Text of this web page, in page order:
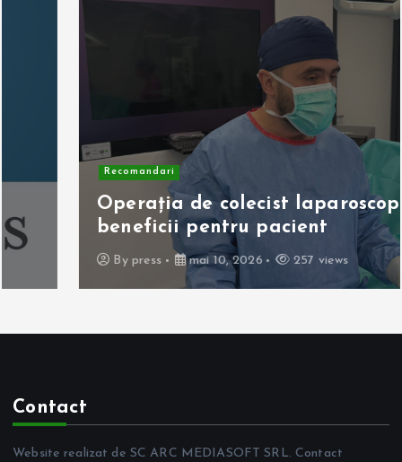
Recomandari
Operația de colecist laparoscopică:
beneficii pentru pacient
mai 10, 2026 257 views
Contact
Website realizat de SC ARC MEDIASOFT SRL. Contact